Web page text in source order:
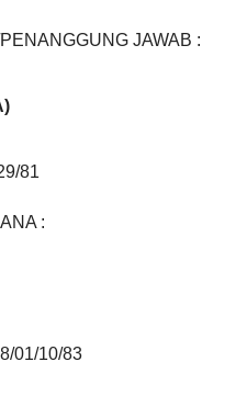
JAWAB :
81
:
01/10/83